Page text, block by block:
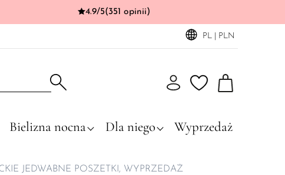
4.9/5(351 opinii)
PL | PLN
Bielizna nocna Dla niego Wyprzedaż
JEDWABNE POSZETKI WYPRZEDAŻ